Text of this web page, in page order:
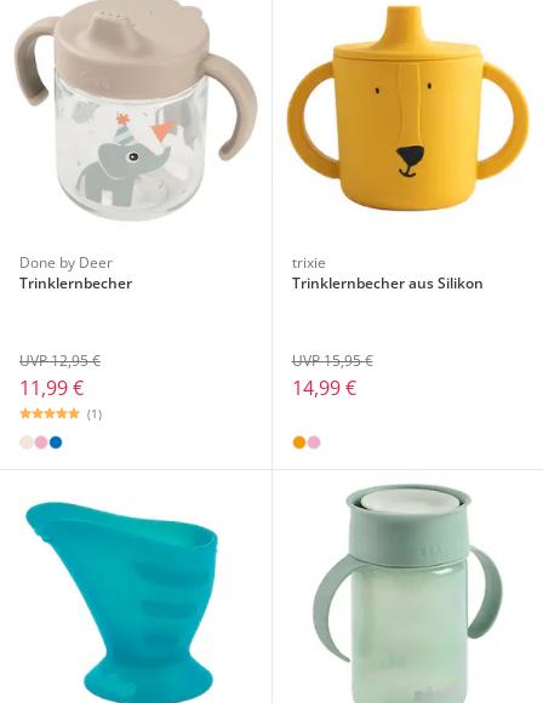
Done by Deer
Trinklernbecher
11,99 €
UVP 12,95 €
(1)
trixie
Trinklernbecher aus Silikon
14,99 €
UVP 15,95 €